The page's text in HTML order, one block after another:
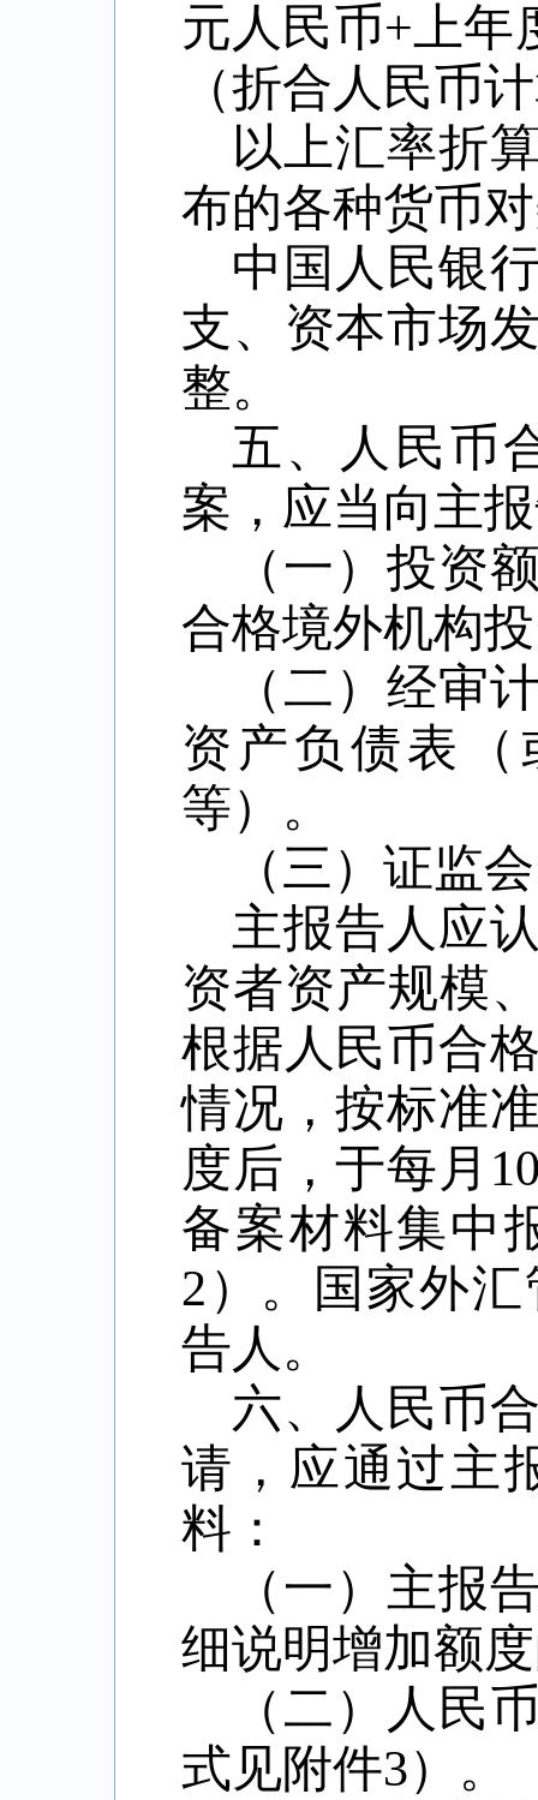
元人民币+上年
（折合人民币
以上汇率折
布的各种货币
中国人民银
支、资本市场
整。
五、人民币
案，应当向主
（一）投资
合格境外机构
（二）经审
资产负债表
等）。
（三）证监
主报告人应
资者资产规模
根据人民币合
情况，按标准
度后，于每月
备案材料集中
2）。国家外
告人。
六、人民币
请，应通过主
料：
（一）主报
细说明增加额
（二）人民
式见附件3）。